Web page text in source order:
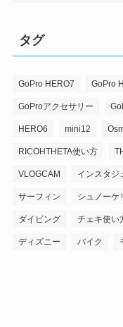
タグ
GoPro HERO7 GoPro
GoProアクセサリー
HERO6 mini12
RICOHTHETA使い方
VLOGCAM インスタジ
サーフィン シュノーケ
ダイビング チェキ使い
ディズニー バイク